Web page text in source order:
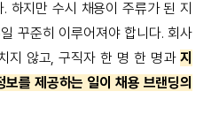
하지만 수시 채용이 주류가 된 지
꾸준히 이루어져야 합니다. 회사
지 않고, 구직자 한 명 한 명과지
를 제공하는 일이 채용 브랜딩의